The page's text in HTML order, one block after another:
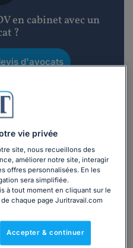
en cabinet avec un
?
d'avocats
48h
consultation par
?
(8h à 21h du lundi au
vie privée
site, nous recueillons des
améliorer notre site, interagir
offres personnalisées. En les
sera simplifiée.
à tout moment en cliquant sur le
chaque page Juritravail.com
Accepter & continuer